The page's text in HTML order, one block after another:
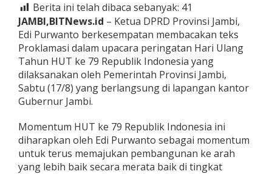
a
m
i
B
a
c
a
k
T
e
k
s
P
Berita ini telah dibaca sebanyak: 41
JAMBI,BITNews.id – Ketua DPRD Provinsi Jambi,
Edi Purwanto berkesempatan membacakan teks
Proklamasi dalam upacara peringatan Hari Ulang
Tahun HUT ke 79 Republik Indonesia yang
dilaksanakan oleh Pemerintah Provinsi Jambi,
Sabtu (17/8) yang berlangsung di lapangan kantor
Gubernur Jambi.
Momentum HUT ke 79 Republik Indonesia ini
diharapkan oleh Edi Purwanto sebagai momentum
untuk terus memajukan pembangunan ke arah
yang lebih baik secara merata baik di tingkat